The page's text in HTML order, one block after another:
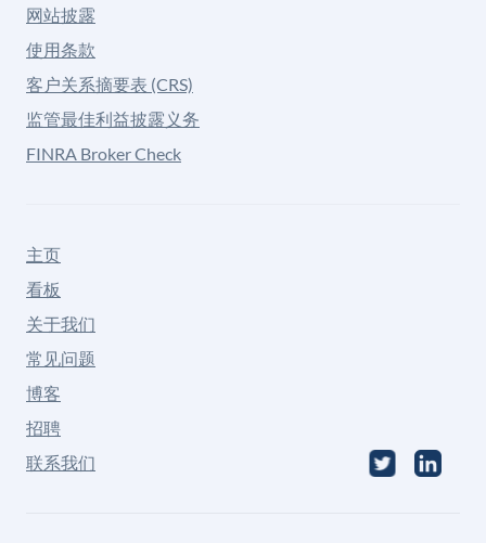
网站披露
使用条款
客户关系摘要表 (CRS)
监管最佳利益披露义务
FINRA Broker Check
主页
看板
关于我们
常见问题
博客
招聘
联系我们